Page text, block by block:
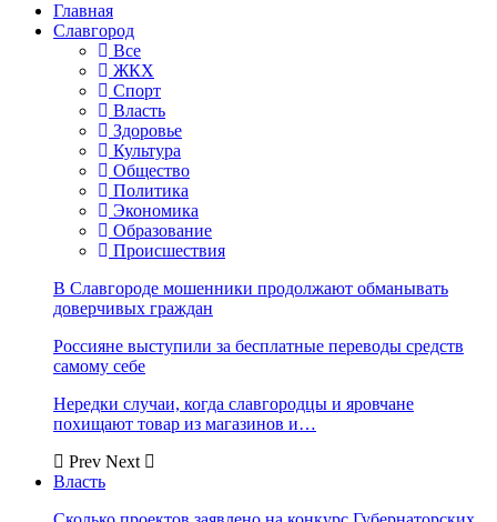
Главная
Славгород
Все
ЖКХ
Спорт
Власть
Здоровье
Культура
Общество
Политика
Экономика
Образование
Происшествия
В Славгороде мошенники продолжают обманывать
доверчивых граждан
Россияне выступили за бесплатные переводы средств
самому себе
Нередки случаи, когда славгородцы и яровчане
похищают товар из магазинов и…
Prev Next
Власть